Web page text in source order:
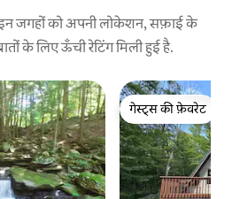
जगहों को अपनी लोकेशन, सफ़ाई के
के लिए ऊँची रेटिंग मिली हुई है.
गेस्ट्स की फ़ेवरेट
गेस्ट्स की फ़ेवरेट